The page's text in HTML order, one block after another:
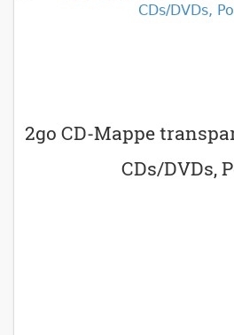
2go CD-Mappe
CDs/DVDs,